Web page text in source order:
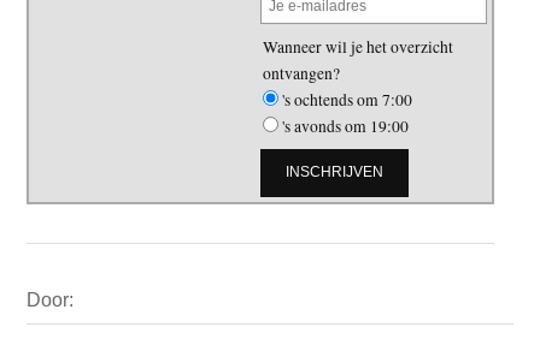
Wanneer wil je het overzicht
ontvangen?
's ochtends om 7:00
's avonds om 19:00
Sidebar
Door: